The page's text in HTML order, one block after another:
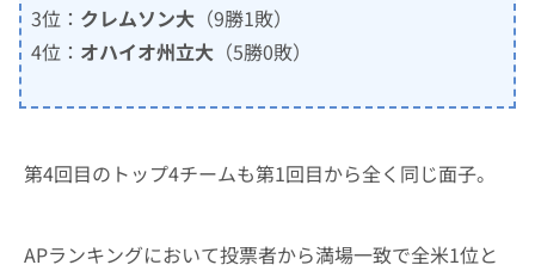
3位： クレムソン大 （9勝1敗）
4位： オハイオ州立大 （5勝0敗）
第4回目のトップ4チームも第1回目から全く同じ面子。
APランキングにおいて投票者から満場一致で全米1位と